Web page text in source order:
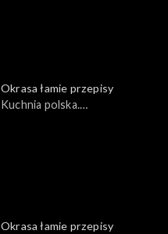
Okrasa łamie przepisy
Kuchnia polska.
Okrasa łamie przepisy